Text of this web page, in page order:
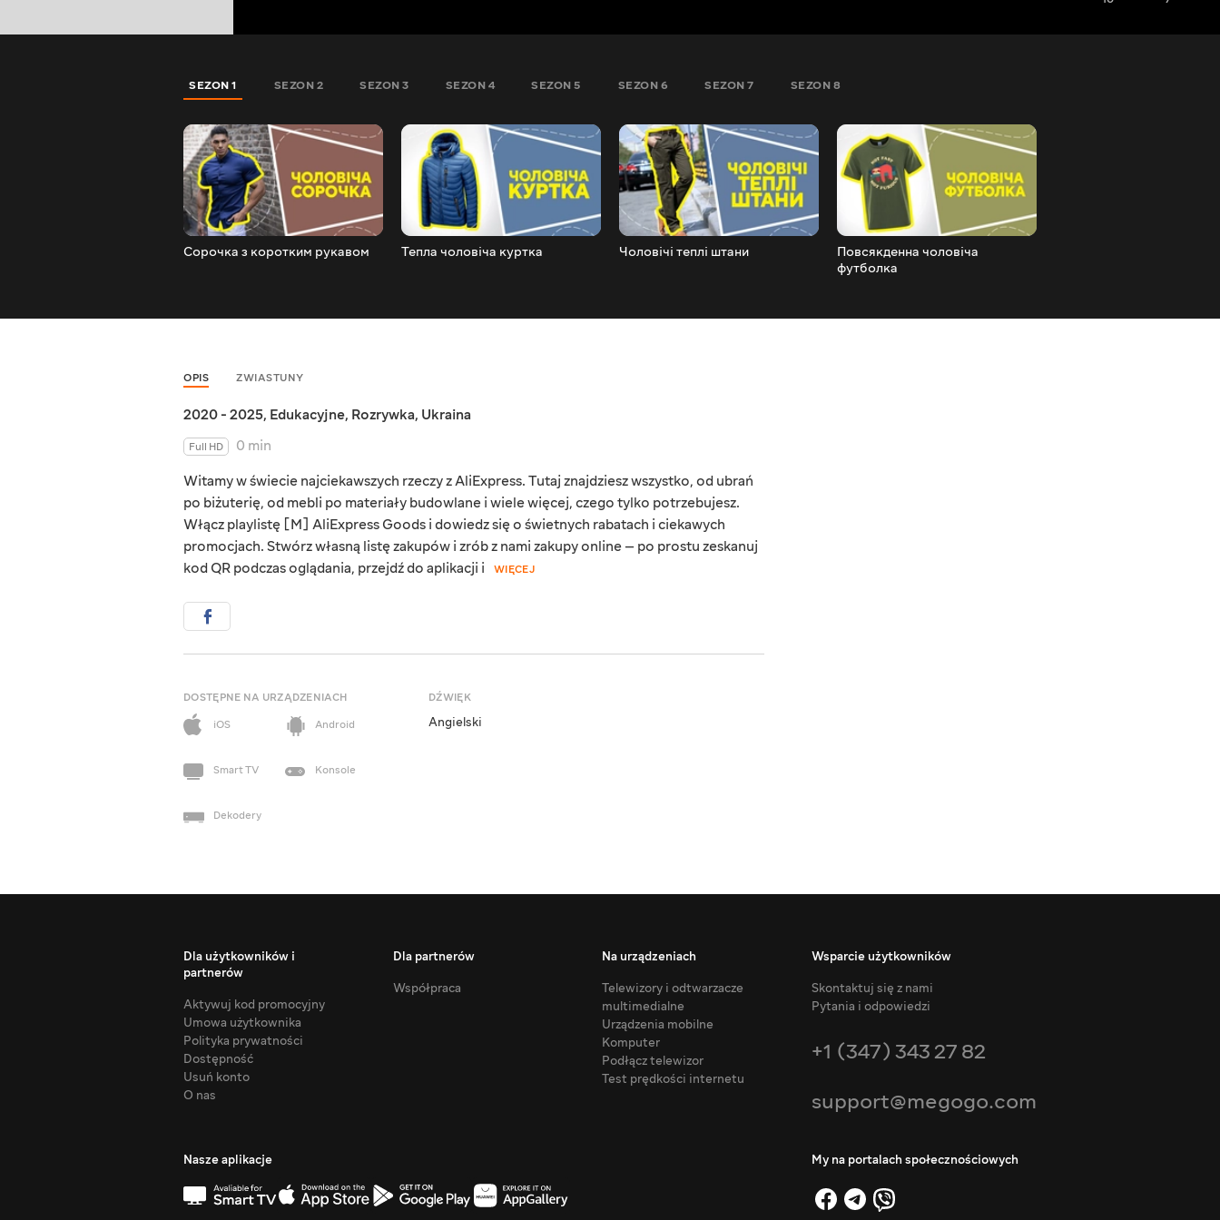
SEZON 1 SEZON 2 SEZON 3 SEZON 4 SEZON 5 SEZON 6 SEZON 7 SEZON 8
Сорочка з коротким рукавом Тепла чоловіча куртка Чоловічі теплі штани
Повсякденна чоловіча
футболка
OPIS ZWIASTUNY
2020 - 2025, Edukacyjne, Rozrywka, Ukraina
Full HD
0 min
Witamy w świecie najciekawszych rzeczy z AliExpress. Tutaj znajdziesz wszystko, od ubrań
po biżuterię, od mebli po materiały budowlane i wiele więcej, czego tylko potrzebujesz.
Włącz playlistę [M] AliExpress Goods i dowiedz się o świetnych rabatach i ciekawych
promocjach. Stwórz własną listę zakupów i zrób z nami zakupy online — po prostu zeskanuj
kod QR podczas oglądania, przejdź do aplikacji i
WIĘCEJ
DOSTĘPNE NA URZĄDZENIACH
iOS
Android
Smart TV Konsole
Dekodery
DŹWIĘK
Angielski
Dla użytkowników i
partnerów
Aktywuj kod promocyjny
Umowa użytkownika
Polityka prywatności
Dostępność
Usuń konto
O nas
Dla partnerów
Współpraca
Na urządzeniach
Telewizory i odtwarzacze
multimedialne
Urządzenia mobilne
Komputer
Podłącz telewizor
Test prędkości internetu
Wsparcie użytkowników
Skontaktuj się z nami
Pytania i odpowiedzi
+1 (347) 343 27 82
support@megogo.com
Nasze aplikacje My na portalach społecznościowych